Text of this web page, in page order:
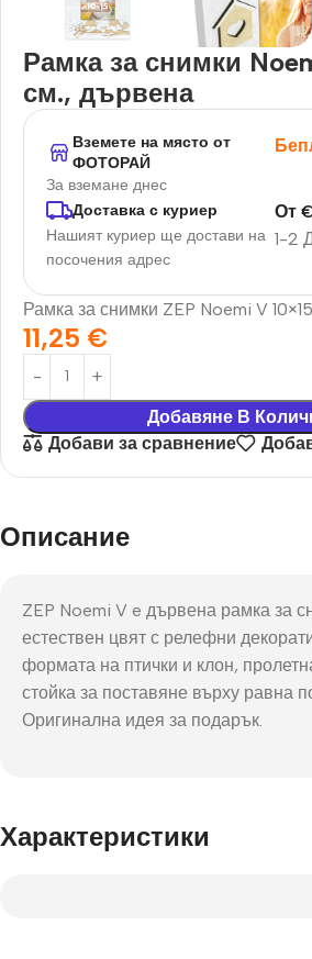
Рамка за снимки
см., дървена
Вземете на място от
ФОТОРАЙ
За вземане днес
Доставка с куриер
Нашият куриер ще достави на
посочения адрес
1-2
От
Рамка за снимки ZEP Noemi V
11,25 €
Добавяне В
Добави за сравнение
Описание
ZEP Noemi V e дървена рамка за
естествен цвят с релефни
формата на птички и клон,
стойка за поставяне върху равна
Оригинална идея за подарък.
Характеристики